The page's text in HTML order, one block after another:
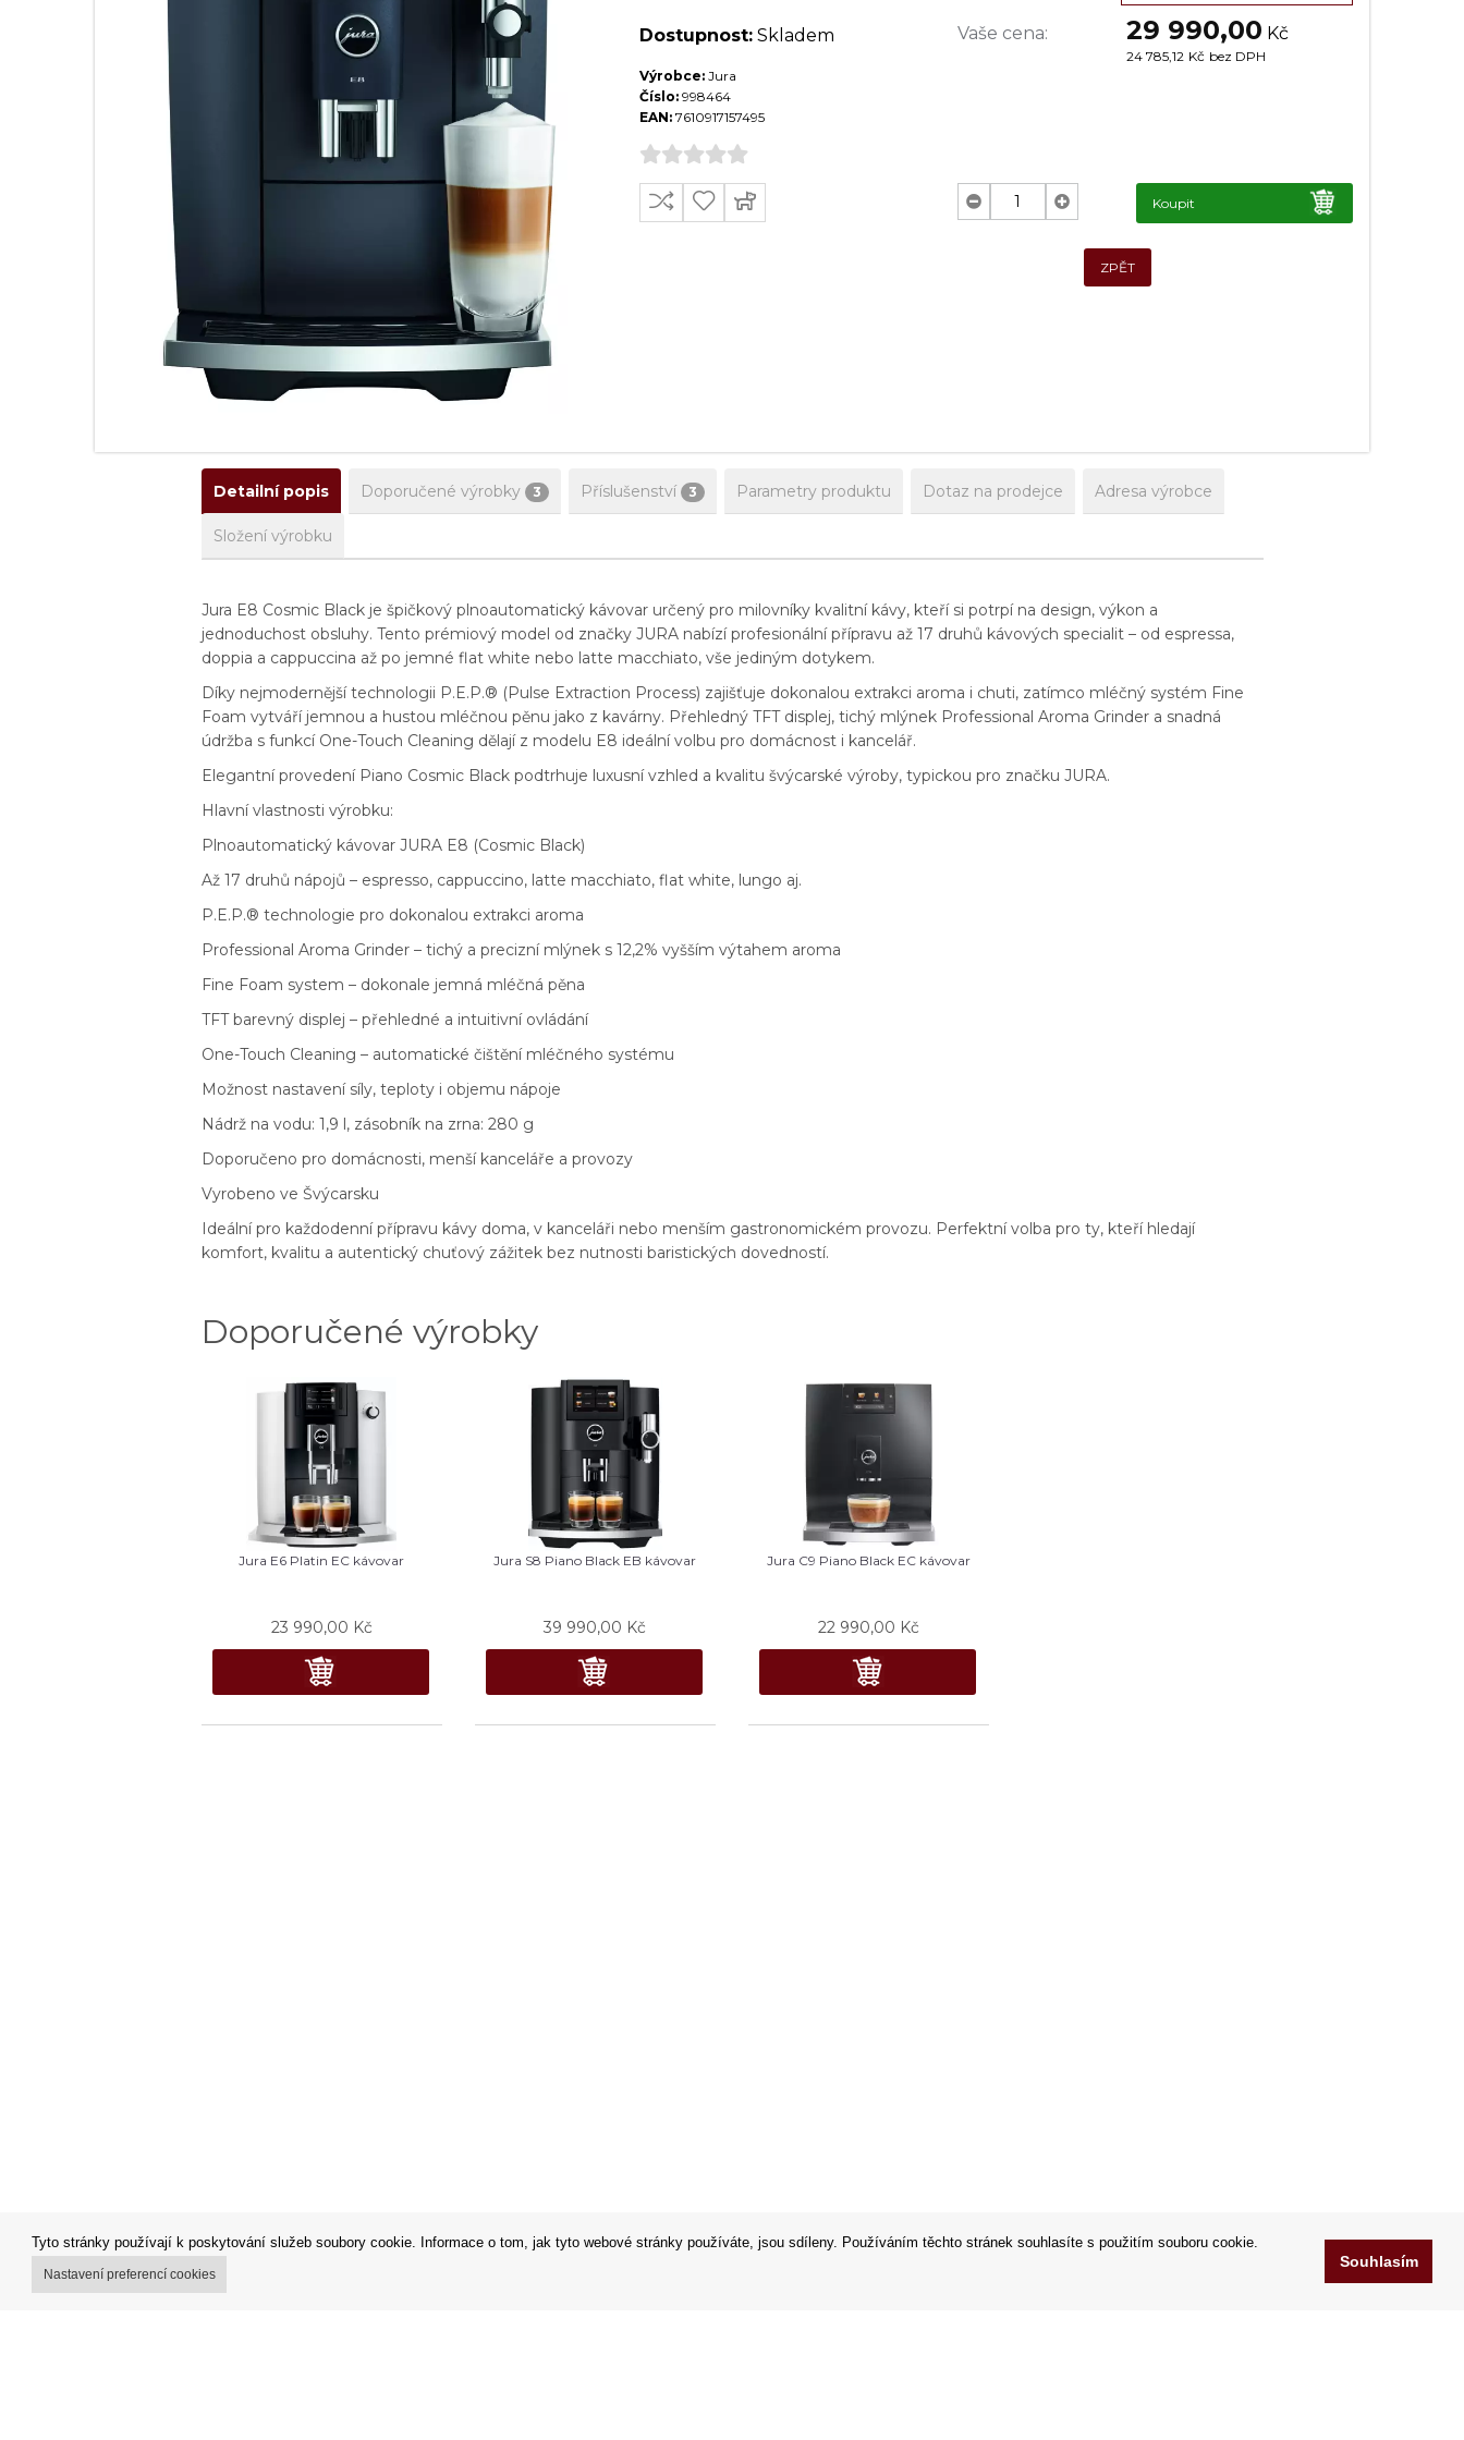
Tyto stránky používají k poskytování služeb soubory cookie. Informace o tom, jak tyto webové stránky používáte, jsou sdíleny. Používáním těchto stránek souhlasíte s použitím souboru cookie.
Nastavení preferencí cookies
Souhlasím
Dostupnost: Skladem
Výrobce: Jura
Číslo: 998464
EAN: 7610917157495
Vaše cena: 29 990,00 Kč
24 785,12 Kč bez DPH
Koupit
ZPĚT
Detailní popis Doporučené výrobky 3 Příslušenství 3 Parametry produktu Dotaz na prodejce Adresa výrobce
Složení výrobku
Jura E8 Cosmic Black je špičkový plnoautomatický kávovar určený pro milovníky kvalitní kávy, kteří si potrpí na design, výkon a
jednoduchost obsluhy. Tento prémiový model od značky JURA nabízí profesionální přípravu až 17 druhů kávových specialit – od espressa,
doppia a cappuccina až po jemné flat white nebo latte macchiato, vše jediným dotykem.
Díky nejmodernější technologii P.E.P.® (Pulse Extraction Process) zajišťuje dokonalou extrakci aroma i chuti, zatímco mléčný systém Fine
Foam vytváří jemnou a hustou mléčnou pěnu jako z kavárny. Přehledný TFT displej, tichý mlýnek Professional Aroma Grinder a snadná
údržba s funkcí One-Touch Cleaning dělají z modelu E8 ideální volbu pro domácnost i kancelář.
Elegantní provedení Piano Cosmic Black podtrhuje luxusní vzhled a kvalitu švýcarské výroby, typickou pro značku JURA.
Hlavní vlastnosti výrobku:
Plnoautomatický kávovar JURA E8 (Cosmic Black)
Až 17 druhů nápojů – espresso, cappuccino, latte macchiato, flat white, lungo aj.
P.E.P.® technologie pro dokonalou extrakci aroma
Professional Aroma Grinder – tichý a precizní mlýnek s 12,2% vyšším výtahem aroma
Fine Foam system – dokonale jemná mléčná pěna
TFT barevný displej – přehledné a intuitivní ovládání
One-Touch Cleaning – automatické čištění mléčného systému
Možnost nastavení síly, teploty i objemu nápoje
Nádrž na vodu: 1,9 l, zásobník na zrna: 280 g
Doporučeno pro domácnosti, menší kanceláře a provozy
Vyrobeno ve Švýcarsku
Ideální pro každodenní přípravu kávy doma, v kanceláři nebo menším gastronomickém provozu. Perfektní volba pro ty, kteří hledají
komfort, kvalitu a autentický chuťový zážitek bez nutnosti baristických dovedností.
Doporučené výrobky
Jura E6 Platin EC kávovar
23 990,00 Kč
Jura S8 Piano Black EB kávovar
39 990,00 Kč
Jura C9 Piano Black EC kávovar
22 990,00 Kč